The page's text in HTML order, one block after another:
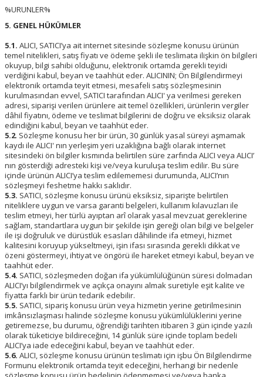
%URUNLER%
5. GENEL HÜKÜMLER
5.1. ALICI, SATICI’ya ait internet sitesinde sözleşme konusu ürünün
temel nitelikleri, satış fiyatı ve ödeme şekli ile teslimata ilişkin ön bilgileri
okuyup, bilgi sahibi olduğunu, elektronik ortamda gerekli teyidi
verdiğini kabul, beyan ve taahhüt eder. ALICININ; Ön Bilgilendirmeyi
elektronik ortamda teyit etmesi, mesafeli satış sözleşmesinin
kurulmasından evvel, SATICI tarafından ALICI' ya verilmesi gereken
adresi, siparişi verilen ürünlere ait temel özellikleri, ürünlerin vergiler
dâhil fiyatını, ödeme ve teslimat bilgilerini de doğru ve eksiksiz olarak
edindiğini kabul, beyan ve taahhüt eder.
5.2. Sözleşme konusu her bir ürün, 30 günlük yasal süreyi aşmamak
kaydı ile ALICI' nın yerleşim yeri uzaklığına bağlı olarak internet
sitesindeki ön bilgiler kısmında belirtilen süre zarfında ALICI veya ALICI’
nın gösterdiği adresteki kişi ve/veya kuruluşa teslim edilir. Bu süre
içinde ürünün ALICI’ya teslim edilememesi durumunda, ALICI’nın
sözleşmeyi feshetme hakkı saklıdır.
5.3. SATICI, sözleşme konusu ürünü eksiksiz, siparişte belirtilen
niteliklere uygun ve varsa garanti belgeleri, kullanım kılavuzları ile
teslim etmeyi, her türlü ayıptan arî olarak yasal mevzuat gereklerine
sağlam, standartlara uygun bir şekilde işin gereği olan bilgi ve belgeler
ile işi doğruluk ve dürüstlük esasları dâhilinde ifa etmeyi, hizmet
kalitesini koruyup yükseltmeyi, işin ifası sırasında gerekli dikkat ve
özeni göstermeyi, ihtiyat ve öngörü ile hareket etmeyi kabul, beyan ve
taahhüt eder.
5.4. SATICI, sözleşmeden doğan ifa yükümlülüğünün süresi dolmadan
ALICI’yı bilgilendirmek ve açıkça onayını almak suretiyle eşit kalite ve
fiyatta farklı bir ürün tedarik edebilir.
5.5. SATICI, sipariş konusu ürün veya hizmetin yerine getirilmesinin
imkânsızlaşması halinde sözleşme konusu yükümlülüklerini yerine
getiremezse, bu durumu, öğrendiği tarihten itibaren 3 gün içinde yazılı
olarak tüketiciye bildireceğini, 14 günlük süre içinde toplam bedeli
ALICI’ya iade edeceğini kabul, beyan ve taahhüt eder.
5.6. ALICI, sözleşme konusu ürünün teslimatı için işbu Ön Bilgilendirme
Formunu elektronik ortamda teyit edeceğini, herhangi bir nedenle